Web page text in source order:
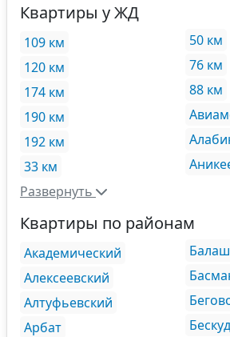
Квартиры у ЖД
109 км
120 км
174 км
190 км
192 км
33 км
50 км
76 км
88 км
Развернуть
Квартиры по районам
Академический
Алексеевский
Алтуфьевский
Арбат